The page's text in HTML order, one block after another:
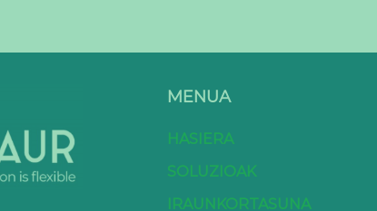
MENUA
HASIERA
SOLUZIOAK
IRAUNKORTASUNA